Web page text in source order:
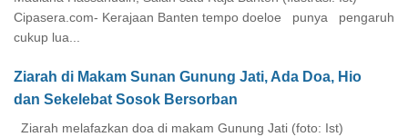
Cipasera.com- Kerajaan Banten tempo doeloe punya pengaruh
cukup lua...
Ziarah di Makam Sunan Gunung Jati, Ada Doa, Hio
dan Sekelebat Sosok Bersorban
Ziarah melafazkan doa di makam Gunung Jati (foto: Ist)